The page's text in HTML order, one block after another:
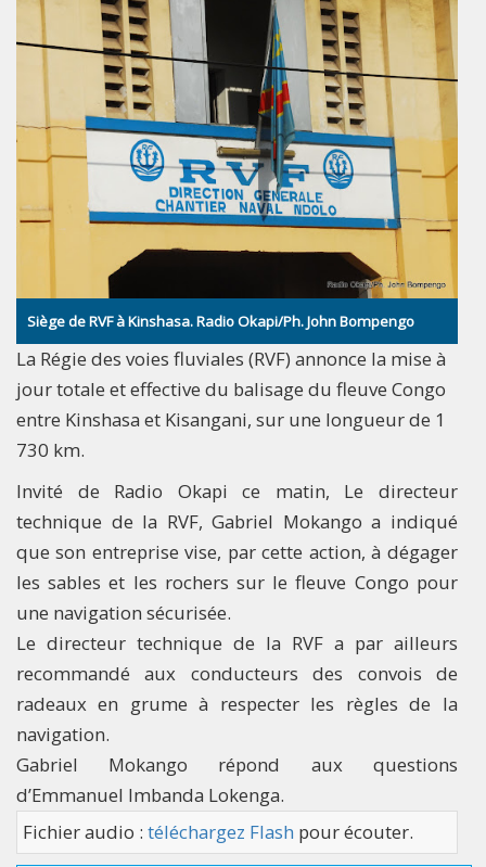
Siège de RVF à Kinshasa. Radio Okapi/Ph. John Bompengo
La Régie des voies fluviales (RVF) annonce la mise à
jour totale et effective du balisage du fleuve Congo
entre Kinshasa et Kisangani, sur une longueur de 1
730 km.
Invité de Radio Okapi ce matin, Le directeur
technique de la RVF, Gabriel Mokango a indiqué
que son entreprise vise, par cette action, à dégager
les sables et les rochers sur le fleuve Congo pour
une navigation sécurisée.
Le directeur technique de la RVF a par ailleurs
recommandé aux conducteurs des convois de
radeaux en grume à respecter les règles de la
navigation.
Gabriel Mokango répond aux questions
d’Emmanuel Imbanda Lokenga.
Fichier audio : téléchargez Flash pour écouter.